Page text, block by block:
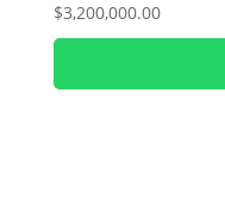
$3,200,000.00